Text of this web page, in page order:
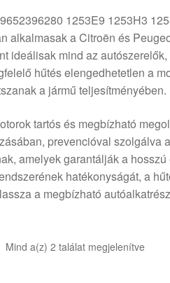
1253E9 1253H3
alkalmasak a Citroën és
ideálisak mind az
hűtés elengedhetetlen a
a jármű teljesítményében.
tartós és megbízható
prevencióval szolgálva
amelyek garantálják a
hatékonyságát, a
a megbízható
Mind a(z) 2 találat megjelenítveSorted